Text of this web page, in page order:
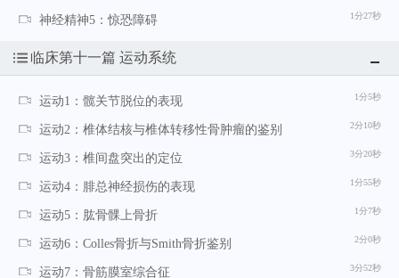
1分27秒
神经精神5：惊恐障碍
临床第十一篇 运动系统
1分5秒
运动1：髋关节脱位的表现
2分10秒
运动2：椎体结核与椎体转移性骨肿瘤的鉴别
3分20秒
运动3：椎间盘突出的定位
1分55秒
运动4：腓总神经损伤的表现
1分7秒
运动5：肱骨髁上骨折
2分0秒
运动6：Colles骨折与Smith骨折鉴别
3分52秒
运动7：骨筋膜室综合征